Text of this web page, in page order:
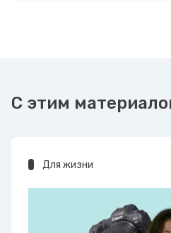
С этим
Для жизни